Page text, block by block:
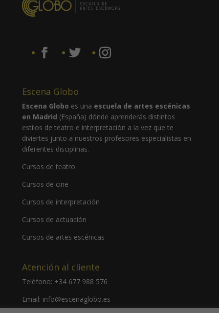
Escena Globo
Escena Globo es una escuela de artes escénicas
en Madrid (España) dónde aprenderás distintos
estilos de teatro e interpretación a la vez que te
diviertes junto a nuestros profesores especialistas en
diferentes disciplinas.
Cursos de teatro
Cursos de cine
Cursos de interpretación
Cursos de actuación
Cursos de artes escénicas
Atención al cliente
Teléfono: +34 677 988 576
Email: info@escenaglobo.es